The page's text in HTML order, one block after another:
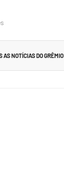
AS NOTÍCIAS DO GRÊMIO